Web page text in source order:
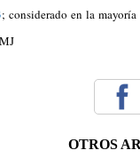
; considerado en la
OTROS